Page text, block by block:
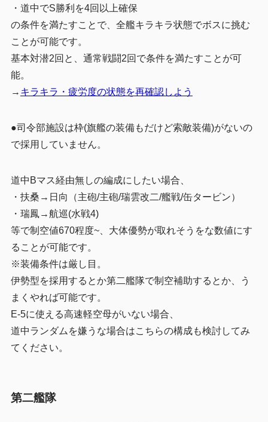
・道中でS勝利を4回以上確保
の条件を満たすことで、全艦キラキラ状態でボスに挑む
ことが可能です。
基本対潜2回と、通常戦闘2回で条件を満たすことが可
能。
→ キラキラ・疲労度の状態を再確認しよう
●司令部施設は枠(旗艦の装備もだけど索敵装備)がないの
で採用していません。
道中Bマス経由無しの編成にしたい場合、
・扶桑→日向（主砲/主砲/瑞雲改二/艦戦/缶タービン）
・瑞鳳→航巡(水戦4)
等で制空値670程度~、大体優勢が取れそうをな数値にす
ることが可能です。
※装備条件は厳し目。
伊勢型を採用するとか第二艦隊で制空補助するとか、う
まくやれば可能です。
E-5に使える高速軽空母がいない場合、
道中ランダムを嫌うな場合はこちらの構成も検討してみ
てください。
第二艦隊